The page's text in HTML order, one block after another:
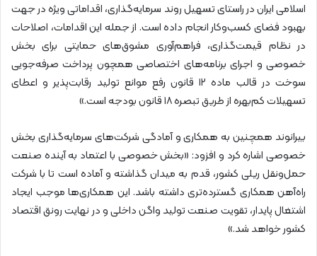
اسلامی ایران در راستای تسهیل روند سرمایه‌گذاری، اقداماتی ویژه در جهت
بهبود فضای کسب‌وکار انجام داده است. از جمله این اقدامات، اصلاحات
در نظام قیمت‌گذاری، فراهم‌آوری مشوق‌های حمایتی برای بخش
خصوصی و اجرای برنامه‌های اختصاصی همچون پرداخت صرفه‌جویی
سوخت در قالب ماده ۱۲ قانون رفع موانع تولید رقابت‌پذیر و اعطای
تسهیلات کم‌بهره از طریق تبصره ۱۸ قانون بودجه است.»
بیرانوند همچنین به همکاری و آمادگی شرکت‌های سرمایه‌گذاری بخش
خصوصی اشاره کرد و افزود: «بخش خصوصی با اعتماد به آینده صنعت
حمل‌ونقل ریلی کشور، قدم به میدان گذاشته و آماده است تا با شرکت
راه‌آهن همکاری گسترده‌تری داشته باشد. این همکاری‌ها موجب ایجاد
اشتغال پایدار، تقویت صنعت تولید واگن داخلی و در نهایت رونق اقتصاد
کشور خواهد شد.»